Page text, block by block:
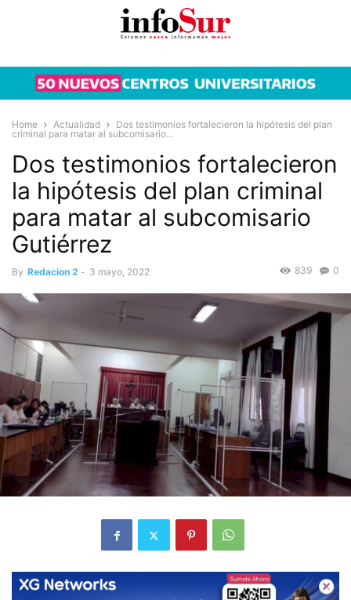
Home Actualidad
Dos testimonios fortalecieron la hipótesis del plan
criminal para matar al subcomisario...
Dos testimonios fortalecieron
la hipótesis del plan criminal
para matar al subcomisario
Gutiérrez
By Redacion 2 - 3 mayo, 2022 0
839